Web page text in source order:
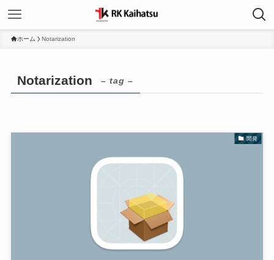
ホーム Notarization
Notarization – tag –
開発